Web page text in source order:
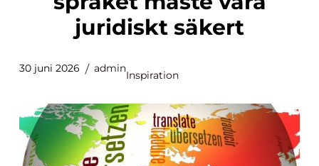
juridiskt säkert
30 juni 2026 admin
Inspiration